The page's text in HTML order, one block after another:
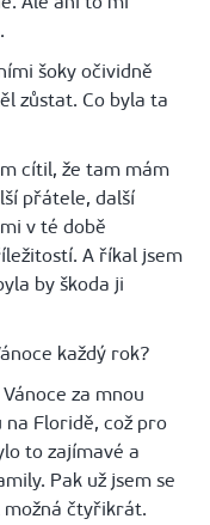
šoky očividně
zůstat. Co byla ta
cítil, že tam mám
přátele, další
v té době
A říkal jsem
by škoda ji
každý rok?
za mnou
Floridě, což pro
to zajímavé a
Pak už jsem se
možná čtyřikrát.